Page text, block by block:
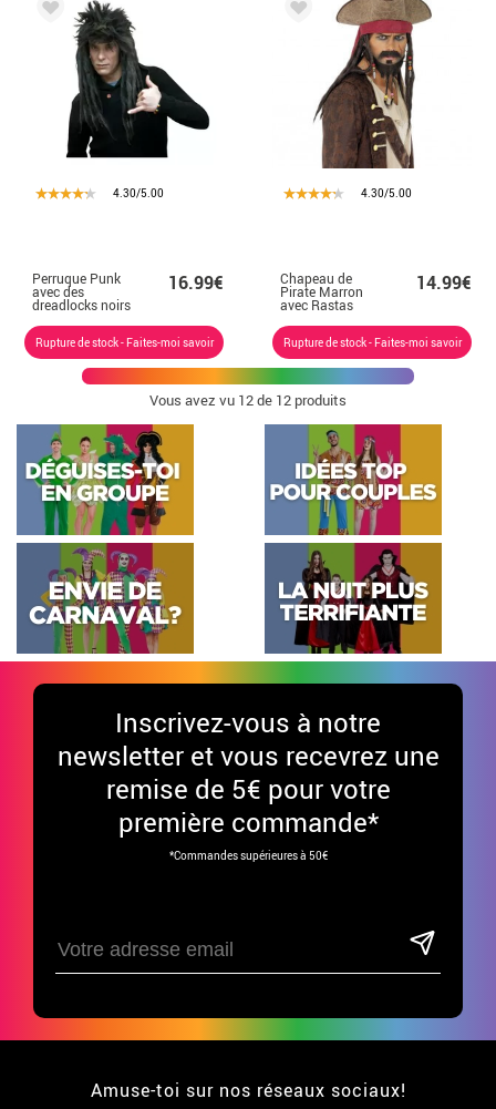
4.30/5.00
Perruque Punk
avec des
dreadlocks noirs
16.99€
Rupture de stock - Faites-moi savoir
4.30/5.00
Chapeau de
Pirate Marron
avec Rastas
14.99€
Rupture de stock - Faites-moi savoir
Vous avez vu 12de 12 produits
Inscrivez-vous à notre
newsletter et vous recevrez une
remise de 5€ pour votre
première commande*
*Commandes supérieures à 50€
Amuse-toi sur nos réseaux sociaux!